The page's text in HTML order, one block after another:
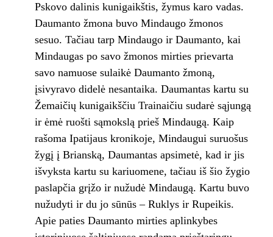
Pskovo dalinis kunigaikštis, žymus karo vadas.
Daumanto žmona buvo Mindaugo žmonos
sesuo. Tačiau tarp Mindaugo ir Daumanto, kai
Mindaugas po savo žmonos mirties prievarta
savo namuose sulaikė Daumanto žmoną,
įsivyravo didelė nesantaika. Daumantas kartu su
Žemaičių kunigaikščiu Trainaičiu sudarė sąjungą
ir ėmė ruošti sąmokslą prieš Mindaugą. Kaip
rašoma Ipatijaus kronikoje, Mindaugui suruošus
žygį į Brianską, Daumantas apsimetė, kad ir jis
išvyksta kartu su kariuomene, tačiau iš šio žygio
paslapčia grįžo ir nužudė Mindaugą. Kartu buvo
nužudyti ir du jo sūnūs – Ruklys ir Rupeikis.
Apie paties Daumanto mirties aplinkybes